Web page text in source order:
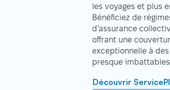
les voyages et plus
Bénéficiez de
d’assurance
offrant une
exceptionnelle à
presque
Découvrir